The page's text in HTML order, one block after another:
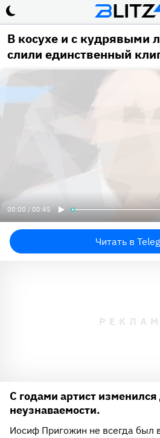
В косухе и с кудрявыми
слили единственный
00:00 / 00:45
Читать в
С годами артист изменился
неузнаваемости.
Иосиф Пригожин не всегда был